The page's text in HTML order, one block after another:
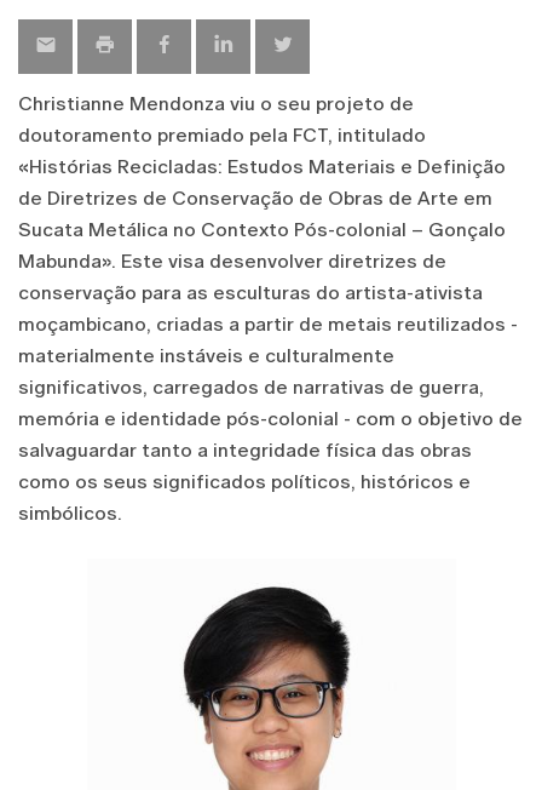
Christianne Mendonza viu o seu projeto de
doutoramento premiado pela FCT, intitulado
«Histórias Recicladas: Estudos Materiais e Definição
de Diretrizes de Conservação de Obras de Arte em
Sucata Metálica no Contexto Pós-colonial – Gonçalo
Mabunda». Este visa desenvolver diretrizes de
conservação para as esculturas do artista-ativista
moçambicano, criadas a partir de metais reutilizados -
materialmente instáveis e culturalmente
significativos, carregados de narrativas de guerra,
memória e identidade pós-colonial - com o objetivo de
salvaguardar tanto a integridade física das obras
como os seus significados políticos, históricos e
simbólicos.